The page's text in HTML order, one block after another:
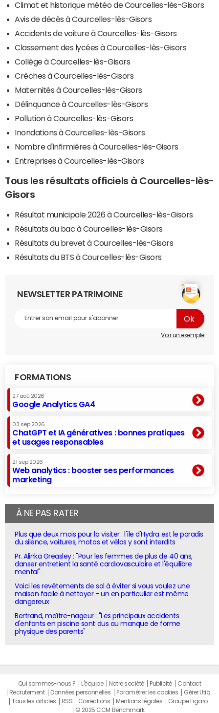
Climat et historique météo de Courcelles-lès-Gisors
Avis de décès à Courcelles-lès-Gisors
Accidents de voiture à Courcelles-lès-Gisors
Classement des lycées à Courcelles-lès-Gisors
Collège à Courcelles-lès-Gisors
Crèches à Courcelles-lès-Gisors
Maternités à Courcelles-lès-Gisors
Délinquance à Courcelles-lès-Gisors
Pollution à Courcelles-lès-Gisors
Inondations à Courcelles-lès-Gisors
Nombre d'infirmières à Courcelles-lès-Gisors
Entreprises à Courcelles-lès-Gisors
Tous les résultats officiels à Courcelles-lès-
Gisors
Résultat municipale 2026 à Courcelles-lès-Gisors
Résultats du bac à Courcelles-lès-Gisors
Résultats du brevet à Courcelles-lès-Gisors
Résultats du BTS à Courcelles-lès-Gisors
NEWSLETTER PATRIMOINE
Voir un exemple
FORMATIONS
27 aoû 2026
Google Analytics GA4
03 sep 2026
ChatGPT et IA génératives : bonnes pratiques
et usages responsables
21 sep 2026
Web analytics : booster ses performances
marketing
À NE PAS RATER
Plus que deux mois pour la visiter : l'île d'Hydra est le paradis
du silence, voitures, motos et vélos y sont interdits
Pr. Alinka Greasley : "Pour les femmes de plus de 40 ans,
danser entretient la santé cardiovasculaire et l'équilibre
mental"
Voici les revêtements de sol à éviter si vous voulez une
maison facile à nettoyer - un en particulier est même
dangereux
Bertrand, maître-nageur : "Les principaux accidents
d'enfants en piscine sont dus au manque de forme
physique des parents"
Qui sommes-nous ? L'équipe Notre société Publicité
Contact
Recrutement
Données personnelles Paramétrer les cookies
Gérer Utiq
Tous les articles
RSS Corrections Mentions légales
Groupe Figaro
© 2025 CCM Benchmark